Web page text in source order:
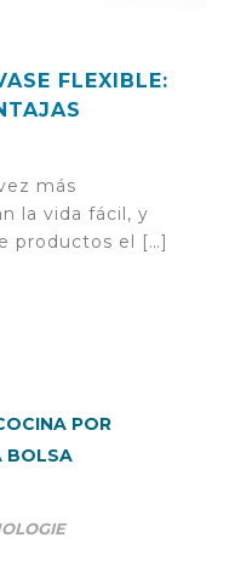
FLEXIBLE:
más
la vida fácil, y
productos el […]
POR
BOLSA